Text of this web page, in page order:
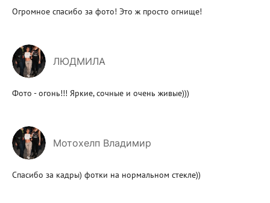
Огромное спасибо за фото! Это ж просто огнище!
ЛЮДМИЛА
Фото - огонь!!! Яркие, сочные и очень живые)))
Мотохелп Владимир
Спасибо за кадры) фотки на нормальном стекле))